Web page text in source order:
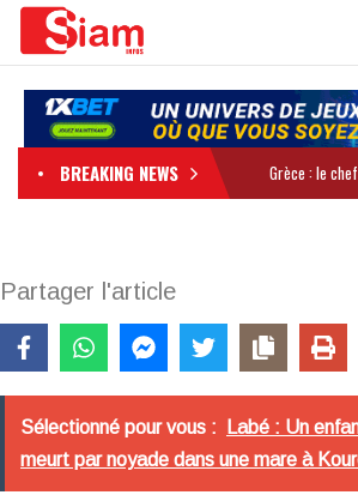
BREAKING NEWS
Partager l'article
Sélectionné pour vous :
Labé : Un
meurt par noyade dans une mare à